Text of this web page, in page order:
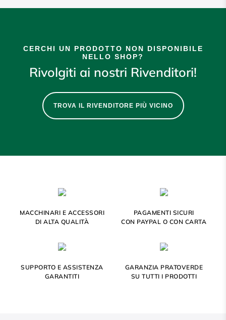
CERCHI UN PRODOTTO NON DISPONIBILE
NELLO SHOP?
Rivolgiti ai nostri Rivenditori!
TROVA IL RIVENDITORE PIÙ VICINO
MACCHINARI E ACCESSORI
DI ALTA QUALITÀ
PAGAMENTI SICURI
CON PAYPAL O CON CARTA
SUPPORTO E ASSISTENZA
GARANTITI
GARANZIA PRATOVERDE
SU TUTTI I PRODOTTI